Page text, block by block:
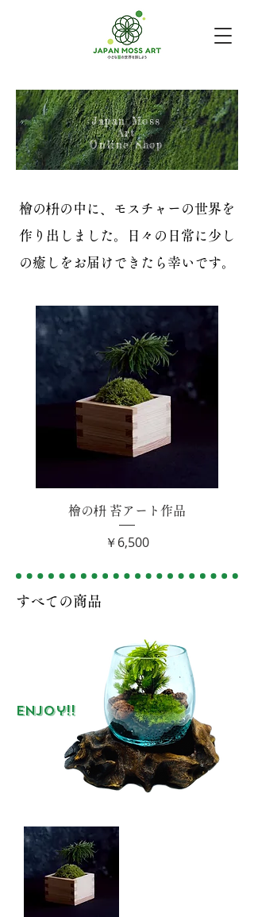
Japan Moss
Art
Online Shop
​檜の枡の中に、モスチャーの世界を
作り出しました。日々の日常に少し
の癒しをお届けできたら幸いです。
檜の枡 苔アート作品
価格
￥6,500
​すべての商品
Enjoy!!